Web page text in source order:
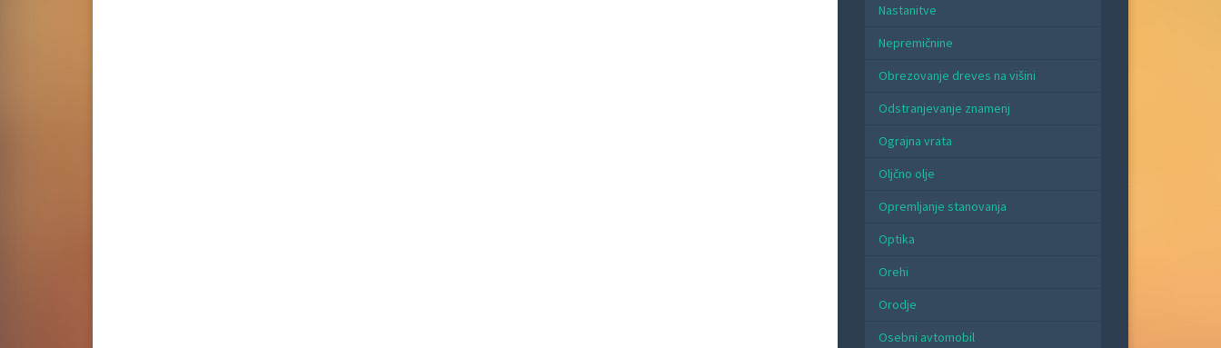
Nastanitve
Nepremičnine
Obrezovanje dreves na višini
Odstranjevanje znamenj
Ograjna vrata
Oljčno olje
Opremljanje stanovanja
Optika
Orehi
Orodje
Osebni avtomobil